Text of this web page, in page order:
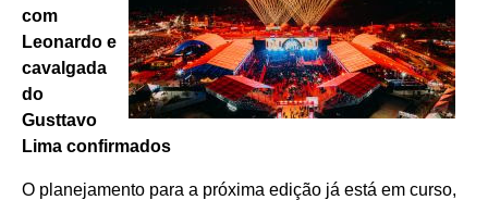
com
Leonardo e
cavalgada
do
Gusttavo
Lima confirmados
O planejamento para a próxima edição já está em curso,